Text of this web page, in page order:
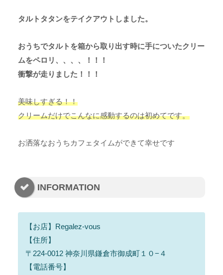
タルトタタンをテイクアウトしました。
おうちでタルトを箱から取り出す時に手についたクリー
ムをペロリ、、、、！！！
衝撃が走りました！！！
美味しすぎる！！
クリームだけでこんなに感動するのは初めてです。
お洒落なおうちカフェタイムができて幸せです
INFORMATION
【お店】Regalez-vous
【住所】
〒224-0012 神奈川県鎌倉市御成町１０−４
【電話番号】